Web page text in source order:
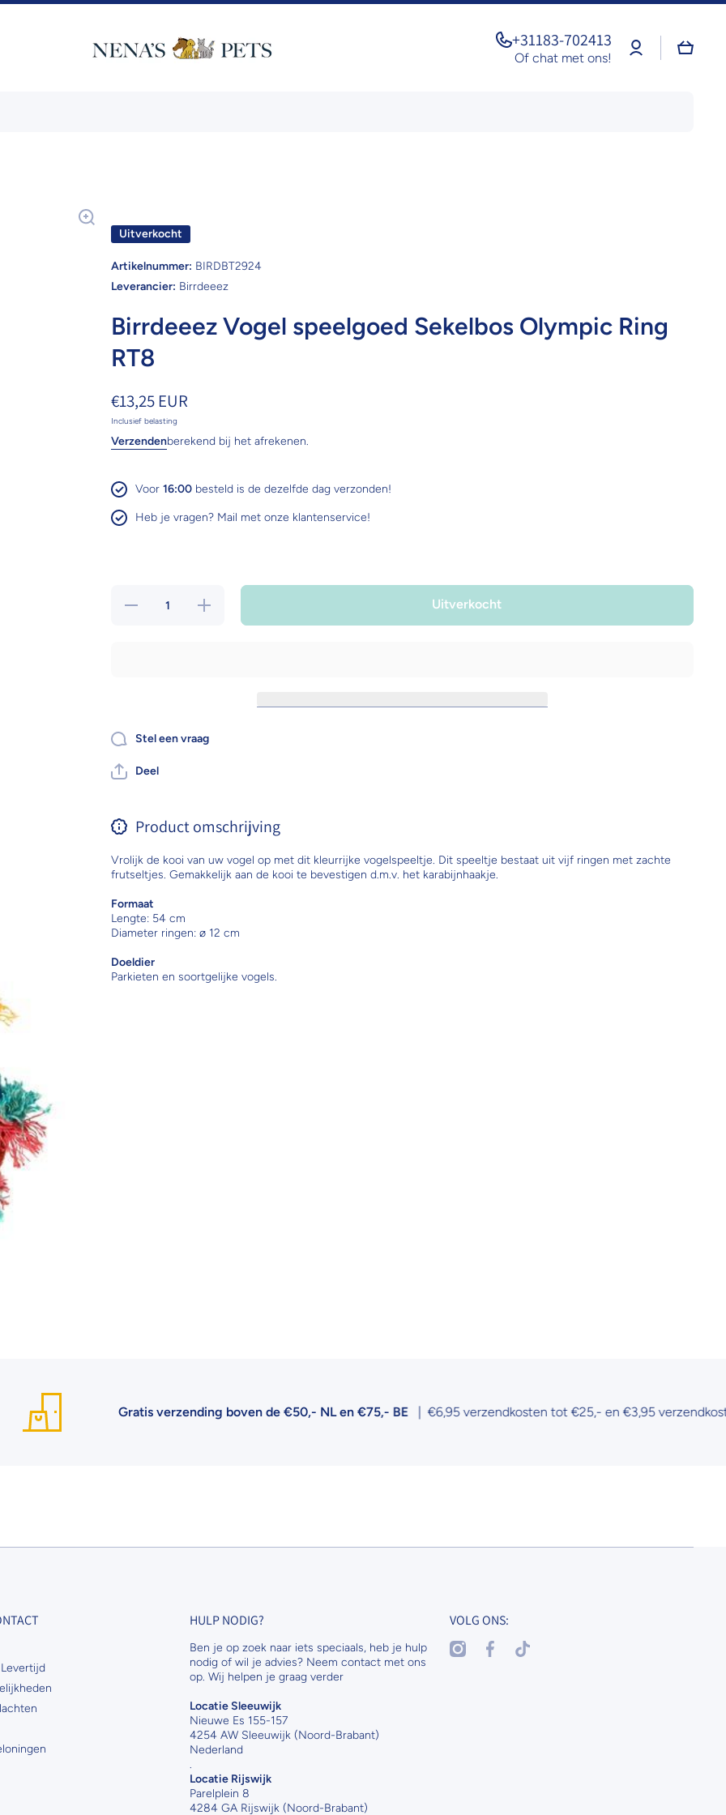
+31183-702413
Of chat met ons!
Log
in
Uitverkocht
Artikelnummer: BIRDBT2924
Leverancier: Birrdeeez
Birrdeeez Vogel speelgoed Sekelbos Olympic Ring
RT8
€13,25 EUR
Inclusief belasting
Verzendenberekend bij het afrekenen.
Voor 16:00besteld is de dezelfde dag verzonden!
Heb je vragen? Mail met onze klantenservice!
Hoeveelheid
Verhoog de
hoeveelheid
Uitverkocht
Stel een vraag
Deel
Product omschrijving
Vrolijk de kooi van uw vogel op met dit kleurrijke vogelspeeltje. Dit speeltje bestaat uit vijf ringen met zachte
frutseltjes. Gemakkelijk aan de kooi te bevestigen d.m.v. het karabijnhaakje.
Formaat
Lengte: 54 cm
Diameter ringen: ø 12 cm
Doeldier
Parkieten en soortgelijke vogels.
Gratis verzending boven de €50,- NL en €75,- BE| €6,95 verzendkosten tot €25,- en €3,95 verzendkosten tot
HULP NODIG?
Ben je op zoek naar iets speciaals, heb je hulp
nodig of wil je advies? Neem contact met ons
op. Wij helpen je graag verder
Locatie Sleeuwijk
Nieuwe Es 155-157
4254 AW Sleeuwijk (Noord-Brabant)
Nederland
.
Locatie Rijswijk
Parelplein 8
4284 GA Rijswijk (Noord-Brabant)
VOLG ONS:
instagramcom/nenaspetsandhorses
facebookcom/nenasdogscats
tiktokcom/@nenaspetsnl